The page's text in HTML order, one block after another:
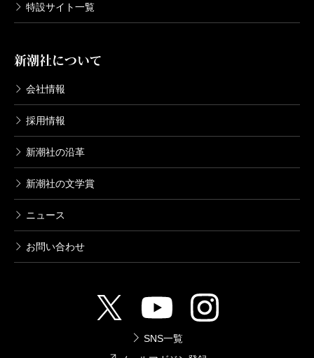
特設サイト一覧
新潮社について
会社情報
採用情報
新潮社の沿革
新潮社の文学賞
ニュース
お問い合わせ
SNS一覧